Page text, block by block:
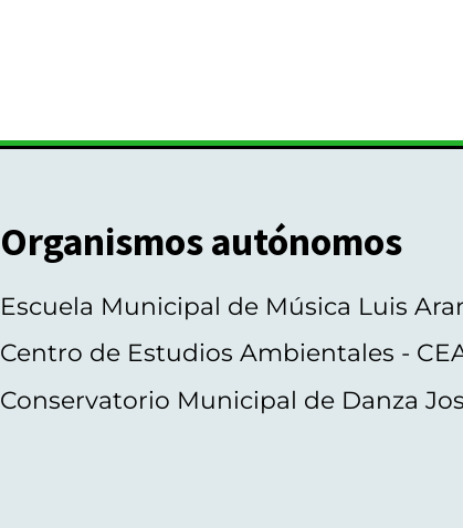
Organismos autónomos
Escuela Municipal de Música Luis
Centro de Estudios Ambientales -
Conservatorio Municipal de Danza